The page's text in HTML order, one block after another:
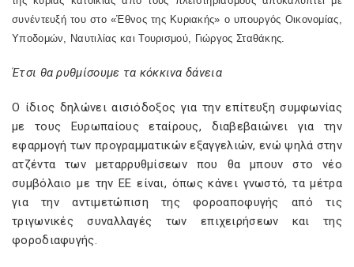
συνέντευξή του στο «Έθνος της Κυριακής» ο υπουργός Οικονομίας,
Υποδομών, Ναυτιλίας και Τουρισμού, Γιώργος Σταθάκης.
Έτσι θα ρυθμίσουμε τα κόκκινα δάνεια
Ο ίδιος δηλώνει αισιόδοξος για την επίτευξη συμφωνίας
με τους Ευρωπαίους εταίρους, διαβεβαιώνει για την
εφαρμογή των προγραμματικών εξαγγελιών, ενώ ψηλά στην
ατζέντα των μεταρρυθμίσεων που θα μπουν στο νέο
συμβόλαιο με την ΕΕ είναι, όπως κάνει γνωστό, τα μέτρα
για την αντιμετώπιση της φοροαποφυγής από τις
τριγωνικές συναλλαγές των επιχειρήσεων και της
φοροδιαφυγής.